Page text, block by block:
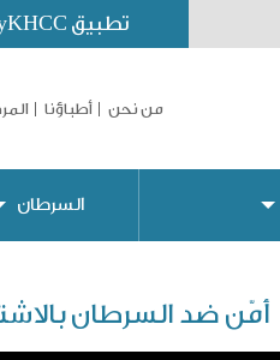
تطبيق MyKHCC
من نحن أطباؤنا
السرطان
أمّن ضد السرطان